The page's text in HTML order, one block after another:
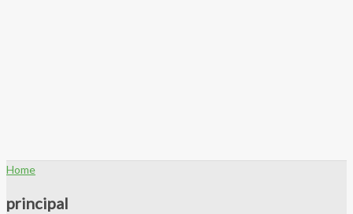
Home
principal